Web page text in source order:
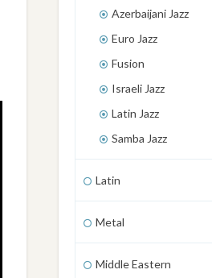
Azerbaijani Jazz
Euro Jazz
Fusion
Israeli Jazz
Latin Jazz
Samba Jazz
Latin
Metal
Middle Eastern